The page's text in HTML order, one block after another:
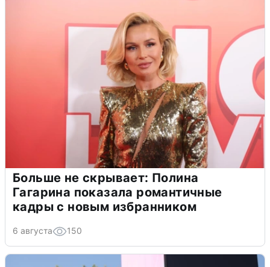
Больше не скрывает: Полина
Гагарина показала романтичные
кадры с новым избранником
6 августа 150